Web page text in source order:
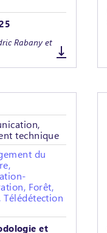
Rabany et
technique
du
Forêt,
Télédétection
et